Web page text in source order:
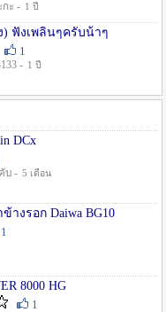
กะ - 1 ปี
) ฟังเพลินๆครับน้าๆ
1
- 1 ปี
DCx
บ - 5 เดือน
งรอก Daiwa BG10
1
8000 HG
1